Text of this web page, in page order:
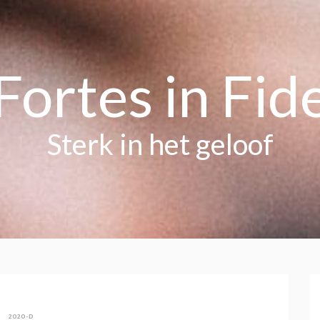
in
Sterk in het geloof
2020-D